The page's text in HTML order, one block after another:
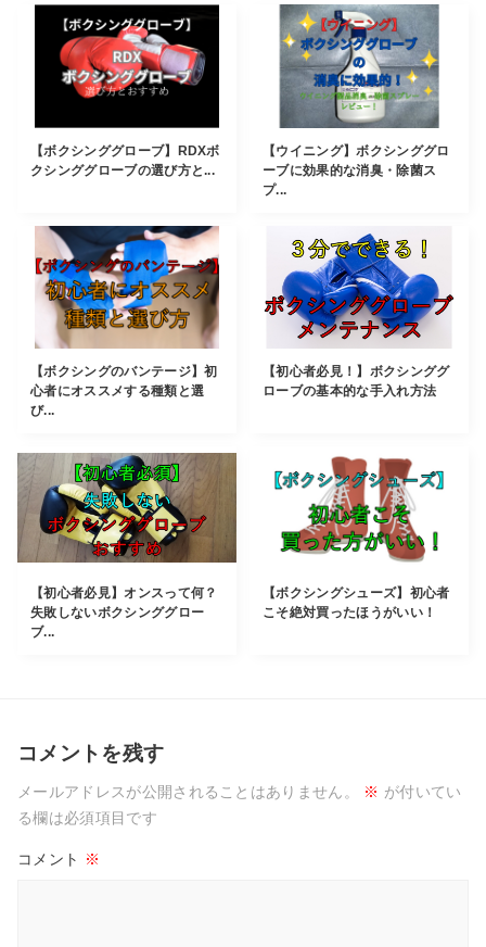
【ボクシンググローブ】RDXボ
クシンググローブの選び方と...
【ウイニング】ボクシンググロ
ーブに効果的な消臭・除菌ス
プ...
【ボクシングのバンテージ】初
心者にオススメする種類と選
び...
【初心者必見！】ボクシンググ
ローブの基本的な手入れ方法
【初心者必見】オンスって何？
失敗しないボクシンググロー
ブ...
【ボクシングシューズ】初心者
こそ絶対買ったほうがいい！
コメントを残す
メールアドレスが公開されることはありません。 ※ が付いてい
る欄は必須項目です
コメント ※